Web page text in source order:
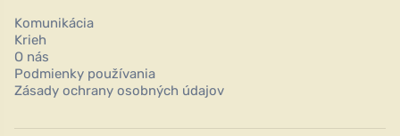
Komunikácia
Krieh
O nás
Podmienky používania
Zásady ochrany osobných údajov